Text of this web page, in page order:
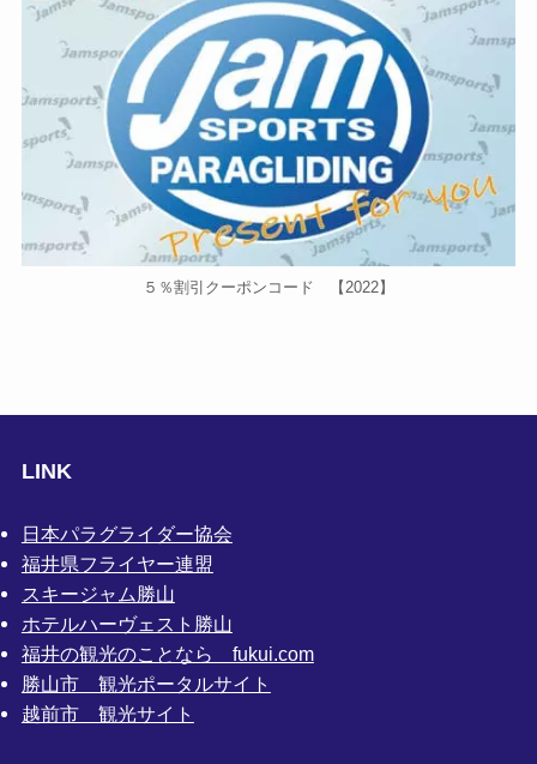
５％割引クーポンコード 【2022】
LINK
日本パラグライダー協会
福井県フライヤー連盟
スキージャム勝山
ホテルハーヴェスト勝山
福井の観光のことなら fukui.com
勝山市 観光ポータルサイト
越前市 観光サイト